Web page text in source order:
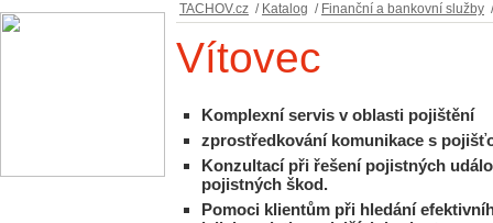
TACHOV.cz / Katalog / Finanční a bankovní služby /
Vítovec
Komplexní servis v oblasti pojištění
zprostředkování komunikace s
Konzultací při řešení pojistných
pojistných škod.
Pomoci klientům při hledání